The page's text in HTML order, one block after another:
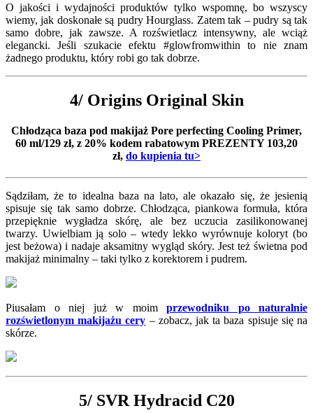
O jakości i wydajności produktów tylko wspomnę, bo wszyscy
wiemy, jak doskonałe są pudry Hourglass. Zatem tak – pudry są tak
samo dobre, jak zawsze. A rozświetlacz intensywny, ale wciąż
elegancki. Jeśli szukacie efektu #glowfromwithin to nie znam
żadnego produktu, który robi go tak dobrze.
4/ Origins Original Skin
Chłodząca baza pod makijaż Pore perfecting Cooling Primer,
60 ml/129 zł, z 20% kodem rabatowym PREZENTY 103,20
zł, do kupienia tu>
Sądziłam, że to idealna baza na lato, ale okazało się, że jesienią
spisuje się tak samo dobrze. Chłodząca, piankowa formuła, która
przepięknie wygładza skórę, ale bez uczucia zasilikonowanej
twarzy. Uwielbiam ją solo – wtedy lekko wyrównuje koloryt (bo
jest beżowa) i nadaje aksamitny wygląd skóry. Jest też świetna pod
makijaż minimalny – taki tylko z korektorem i pudrem.
Piusałam o niej już w moim przewodniku po naturalnie
rozświetlonym makijażu cery – zobacz, jak ta baza spisuje się na
skórze.
5/ SVR Hydracid C20